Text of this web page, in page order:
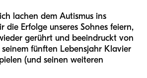
lachen dem Autismus ins
die Erfolge unseres Sohnes feiern,
gerührt und beeindruckt von
fünften Lebensjahr Klavier
(und seinen weiteren